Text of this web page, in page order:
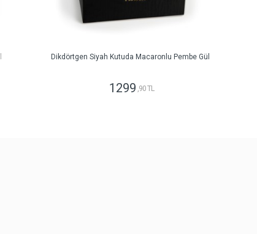
Dikdörtgen Siyah Kutuda Macaronlu Pembe Gül
1299 ,90 TL